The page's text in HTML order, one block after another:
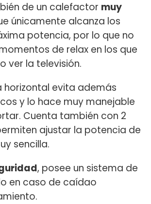
de un calefactor muy
únicamente alcanza los
potencia, por lo que no
de relax en los que
ver la televisión.
horizontal evita además
y lo hace muy manejable
Cuenta también con 2
ajustar la potencia de
sencilla.
, posee un sistema de
en caso de caídao